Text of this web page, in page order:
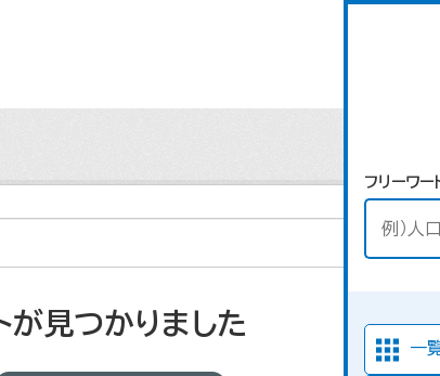
フリーワー
一
が見つかりました